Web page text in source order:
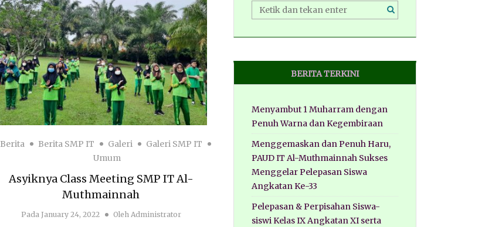
Berita Berita SMP IT Galeri
Galeri SMP IT
Umum
Asyiknya Class Meeting SMP IT Al-
Muthmainnah
PadaJanuary 24, 2022 Oleh Administrator
BERITA TERKINI
Menyambut 1 Muharram dengan
Penuh Warna dan Kegembiraan
Menggemaskan dan Penuh Haru,
PAUD IT Al-Muthmainnah Sukses
Menggelar Pelepasan Siswa
Angkatan Ke-33
Pelepasan & Perpisahan Siswa-
siswi Kelas IX Angkatan XI serta